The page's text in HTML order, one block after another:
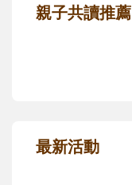
親子共讀推薦
最新活動